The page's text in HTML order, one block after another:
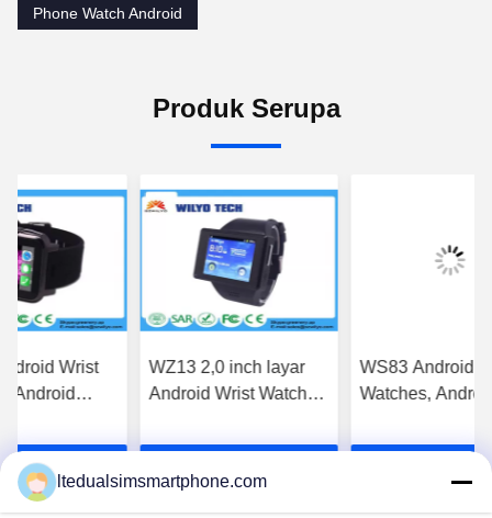
Phone Watch Android
Produk Serupa
Wrist
Android
Video Chat
Harga
WZ13 2,0 inch layar
Android Wrist Watches
WS83 Android
Watches,
Phone 1,54 Inch
Dapatkan
ltedualsimsmartphone.com